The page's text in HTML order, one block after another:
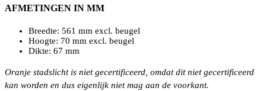
AFMETINGEN IN MM
Breedte: 561 mm excl. beugel
Hoogte: 70 mm excl. beugel
Dikte: 67 mm
Oranje stadslicht is niet gecertificeerd, omdat dit niet gecertificeerd
kan worden en dus eigenlijk niet mag aan de voorkant.